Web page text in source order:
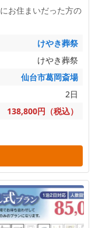
にお住まいだった方の
けやき葬祭
けやき葬祭
仙台市葛岡斎場
2日
138,800円（税込）